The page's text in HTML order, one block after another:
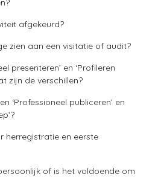
afgekeurd?
zien aan een visitatie of audit?
presenteren’ en ‘Profileren
zijn de verschillen?
‘Professioneel publiceren’ en
herregistratie en eerste
of is het voldoende om